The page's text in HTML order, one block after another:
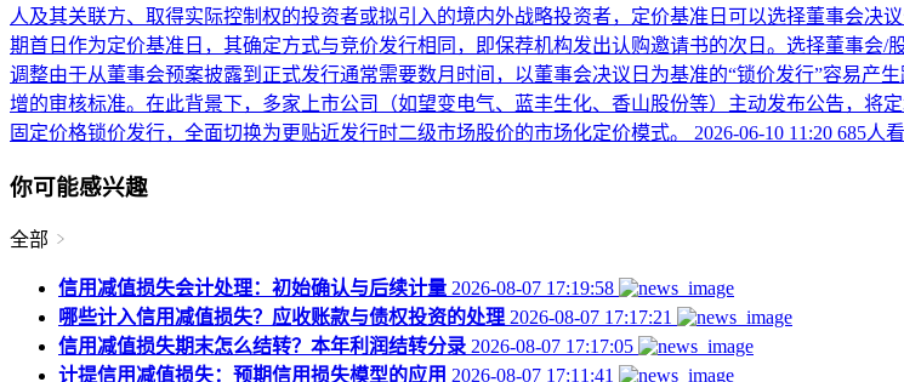
人及其关联方、取得实际控制权的投资者或拟引入的境内外战略投资者，定价基准日可以选择董事会
期首日作为定价基准日，其确定方式与竞价发行相同，即保荐机构发出认购邀请书的次日。选择董事会
调整由于从董事会预案披露到正式发行通常需要数月时间，以董事会决议日为基准的“锁价发行”容易产
增的审核标准。在此背景下，多家上市公司（如望变电气、蓝丰生化、香山股份等）主动发布公告，将
固定价格锁价发行，全面切换为更贴近发行时二级市场股价的市场化定价模式。
2026-06-10 11:20 685人
你可能感兴趣
全部
信用减值损失会计处理：初始确认与后续计量 2026-08-07 17:19:58
哪些计入信用减值损失？应收账款与债权投资的处理 2026-08-07 17:17:21
信用减值损失期末怎么结转？本年利润结转分录 2026-08-07 17:17:05
计提信用减值损失：预期信用损失模型的应用 2026-08-07 17:11:41